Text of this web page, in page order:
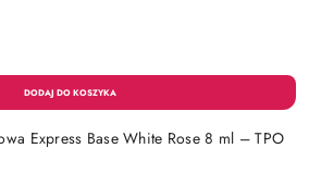
Express Base White Rose 8 ml – TPO